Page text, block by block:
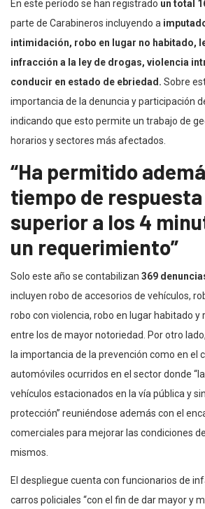
En este período se han registrado un total
parte de Carabineros incluyendo a
intimidación, robo en lugar no habitado,
infracción a la ley de drogas, violencia
conducir en estado de ebriedad. Sobre
importancia de la denuncia y participación
indicando que esto permite un trabajo de
horarios y sectores más afectados.
“Ha permitido
tiempo de
superior a los 4
un requerimiento”
Solo este año se contabilizan 369
incluyen robo de accesorios de vehículos,
robo con violencia, robo en lugar habitado y
entre los de mayor notoriedad. Por otro
la importancia de la prevención como en el
automóviles ocurridos en el sector donde
vehículos estacionados en la vía pública y
protección” reuniéndose además con el
comerciales para mejorar las condiciones
mismos.
El despliegue cuenta con funcionarios de
carros policiales “con el fin de dar mayor y